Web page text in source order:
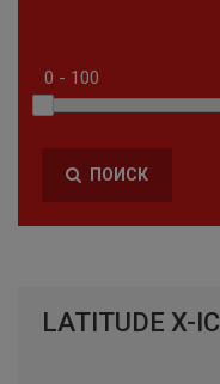
PILOT SPORT A/S PLUS
ПОИСК
LATITUDE X-